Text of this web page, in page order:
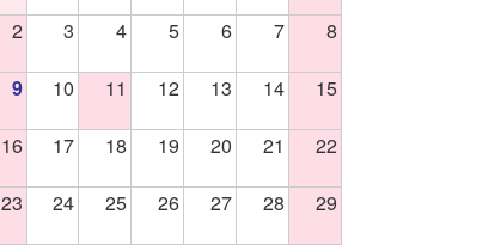
2 3 4 5 6 7 8
9 10 11 12 13 14 15
16 17 18 19 20 21 22
23 24 25 26 27 28 29